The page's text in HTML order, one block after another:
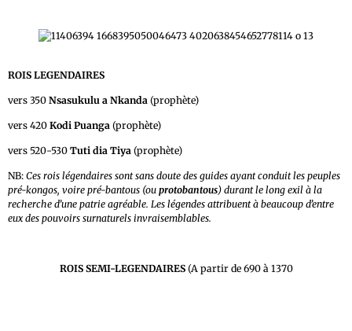
ROIS LEGENDAIRES
vers 350 Nsasukulu a Nkanda (prophète)
vers 420 Kodi Puanga (prophète)
vers 520-530 Tuti dia Tiya (prophète)
NB: Ces rois légendaires sont sans doute des guides ayant conduit les peuples
pré-kongos, voire pré-bantous (ou protobantous) durant le long exil à la
recherche d’une patrie agréable. Les légendes attribuent à beaucoup d’entre
eux des pouvoirs surnaturels invraisemblables.
ROIS SEMI-LEGENDAIRES(A partir de 690 à 1370